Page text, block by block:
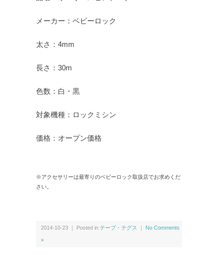
メーカー：ベビーロック
太さ：4mm
長さ：30m
色数：白・黒
対象機種：ロックミシン
価格：オープン価格
※アクセサリーは最寄りのベビーロック取扱店でお求めくだ
さい。
2014-10-23 ｜ Posted in テープ・テグス ｜ No Comments
»